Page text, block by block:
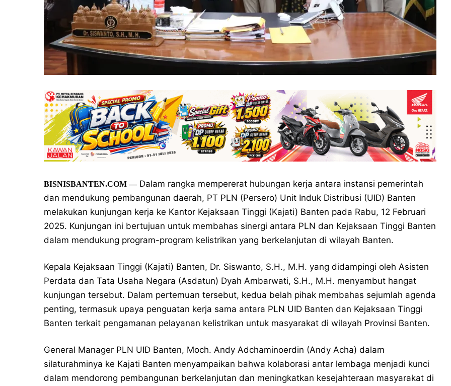
BISNISBANTEN.COM—Dalam rangka mempererat hubungan kerja antara instansi pemerintah
dan mendukung pembangunan daerah, PT PLN (Persero) Unit Induk Distribusi (UID) Banten
melakukan kunjungan kerja ke Kantor Kejaksaan Tinggi (Kajati) Banten pada Rabu, 12 Februari
2025. Kunjungan ini bertujuan untuk membahas sinergi antara PLN dan Kejaksaan Tinggi Banten
dalam mendukung program-program kelistrikan yang berkelanjutan di wilayah Banten.
Kepala Kejaksaan Tinggi (Kajati) Banten, Dr. Siswanto, S.H., M.H. yang didampingi oleh Asisten
Perdata dan Tata Usaha Negara (Asdatun) Dyah Ambarwati, S.H., M.H. menyambut hangat
kunjungan tersebut. Dalam pertemuan tersebut, kedua belah pihak membahas sejumlah agenda
penting, termasuk upaya penguatan kerja sama antara PLN UID Banten dan Kejaksaan Tinggi
Banten terkait pengamanan pelayanan kelistrikan untuk masyarakat di wilayah Provinsi Banten.
General Manager PLN UID Banten, Moch. Andy Adchaminoerdin (Andy Acha) dalam
silaturahminya ke Kajati Banten menyampaikan bahwa kolaborasi antar lembaga menjadi kunci
dalam mendorong pembangunan berkelanjutan dan meningkatkan kesejahteraan masyarakat di